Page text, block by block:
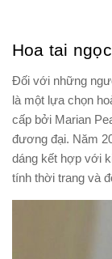
Hoa tai
Đối với những
là một lựa chọn
cấp bởi Marian
đương đại. Năm
dáng kết hợp với
tính thời trang và